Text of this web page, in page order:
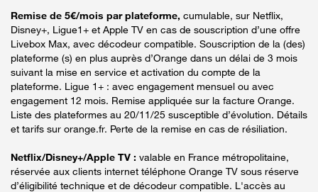
Remise de 5€/mois par plateforme, cumulable, sur Netflix,
Disney+, Ligue1+ et Apple TV en cas de souscription d’une offre
Livebox Max, avec décodeur compatible. Souscription de la (des)
plateforme (s) en plus auprès d’Orange dans un délai de 3 mois
suivant la mise en service et activation du compte de la
plateforme. Ligue 1+ : avec engagement mensuel ou avec
engagement 12 mois. Remise appliquée sur la facture Orange.
Liste des plateformes au 20/11/25 susceptible d’évolution. Détails
et tarifs sur orange.fr. Perte de la remise en cas de résiliation.
Netflix/Disney+/Apple TV : valable en France métropolitaine,
réservée aux clients internet téléphone Orange TV sous réserve
d’éligibilité technique et de décodeur compatible. L'accès au